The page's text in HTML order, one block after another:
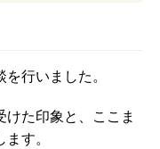
行いました。
た印象と、ここま
す。